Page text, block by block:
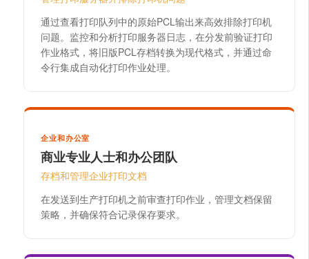
通过查看打印队列中的原始PCL输出来高效排除打印机
问题。监控和分析打印服务器日志，在分发前验证打印
作业格式，将旧版PCL存档转换为现代格式，并通过命
令行集成自动化打印作业处理。
企业和办公室
商业专业人士和办公团队
存档和管理企业打印文档
在发送到生产打印机之前审查打印作业，管理文档保留
策略，并确保符合记录保存要求。